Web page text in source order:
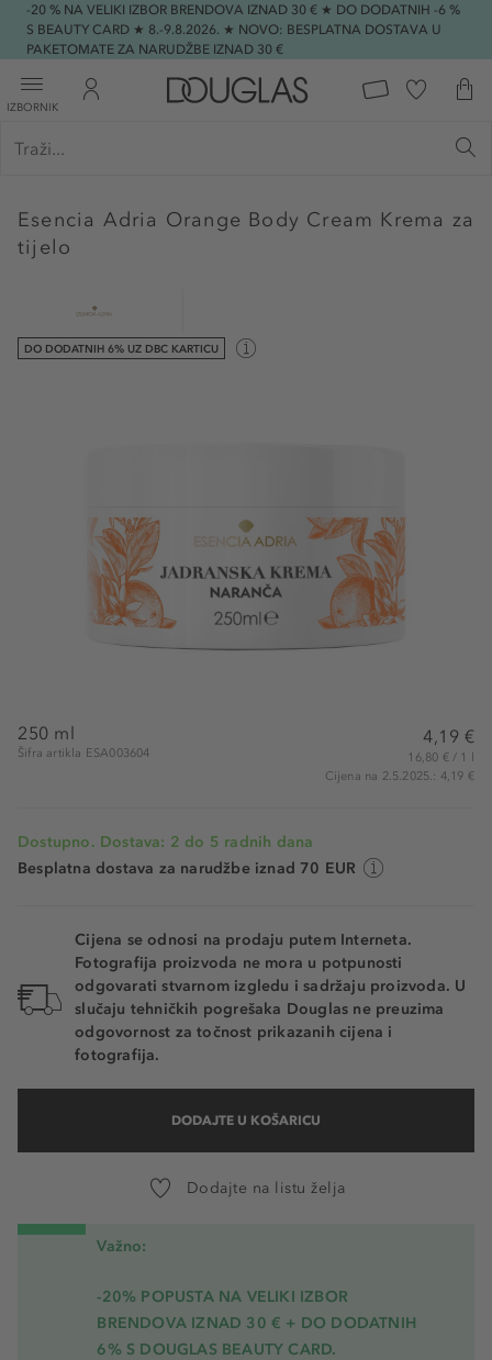
-20 % NA VELIKI IZBOR BRENDOVA IZNAD 30 € ★ DO DODATNIH -6 %
S BEAUTY CARD ★ 8.-9.8.2026. ★ NOVO: BESPLATNA DOSTAVA U
PAKETOMATE ZA NARUDŽBE IZNAD 30 €
IZBORNIK
Esencia Adria Orange Body Cream Krema za
tijelo
DO DODATNIH 6% UZ DBC KARTICU
250 ml
Šifra artikla ESA003604
4,19 €
16,80 € / 1 l
Cijena na 2.5.2025.: 4,19 €
Dostupno. Dostava: 2 do 5 radnih dana
Besplatna dostava za narudžbe iznad 70 EUR
Cijena se odnosi na prodaju putem Interneta.
Fotografija proizvoda ne mora u potpunosti
odgovarati stvarnom izgledu i sadržaju proizvoda. U
slučaju tehničkih pogrešaka Douglas ne preuzima
odgovornost za točnost prikazanih cijena i
fotografija.
DODAJTE U KOŠARICU
Dodajte na listu želja
Važno:
-20% POPUSTA NA VELIKI IZBOR
BRENDOVA IZNAD 30 € + DO DODATNIH
6% S DOUGLAS BEAUTY CARD.